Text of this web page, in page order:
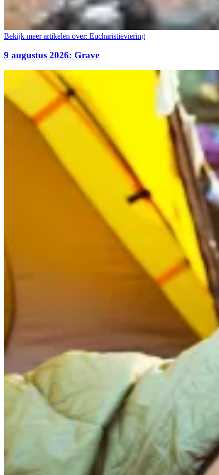
Bekijk meer artikelen over: Eucharistieviering
9 augustus 2026: Grave